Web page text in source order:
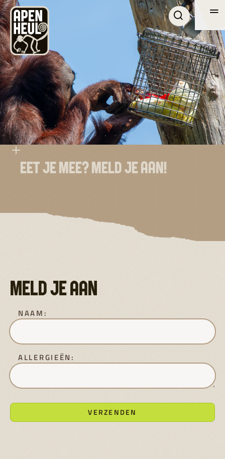
BEZOEK
ONTDEK APENHEUL
OVER APENHEUL
ZAKELIJK
EET JE MEE? MELD JE AAN!
MELD JE AAN
NAAM:
ALLERGIEËN: